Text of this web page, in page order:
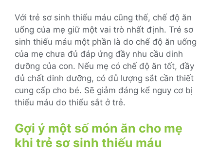
Với trẻ sơ sinh thiếu máu cũng thế, chế độ ăn
uống của mẹ giữ một vai trò nhất định. Trẻ sơ
sinh thiếu máu một phần là do chế độ ăn uống
của mẹ chưa đủ đáp ứng đầy nhu cầu dinh
dưỡng của con. Nếu mẹ có chế độ ăn tốt, đầy
đủ chất dinh dưỡng, có đủ lượng sắt cần thiết
cung cấp cho bé. Sẽ giảm đáng kể nguy cơ bị
thiếu máu do thiếu sắt ở trẻ.
Gợi ý một số món ăn cho mẹ
khi trẻ sơ sinh thiếu máu